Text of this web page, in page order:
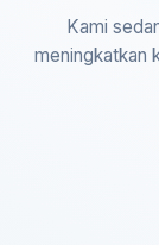
Kami
meningkatkan